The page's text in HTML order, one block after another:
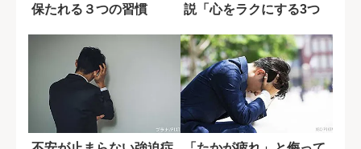
保たれる３つの習慣
説「心をラクにする3つ